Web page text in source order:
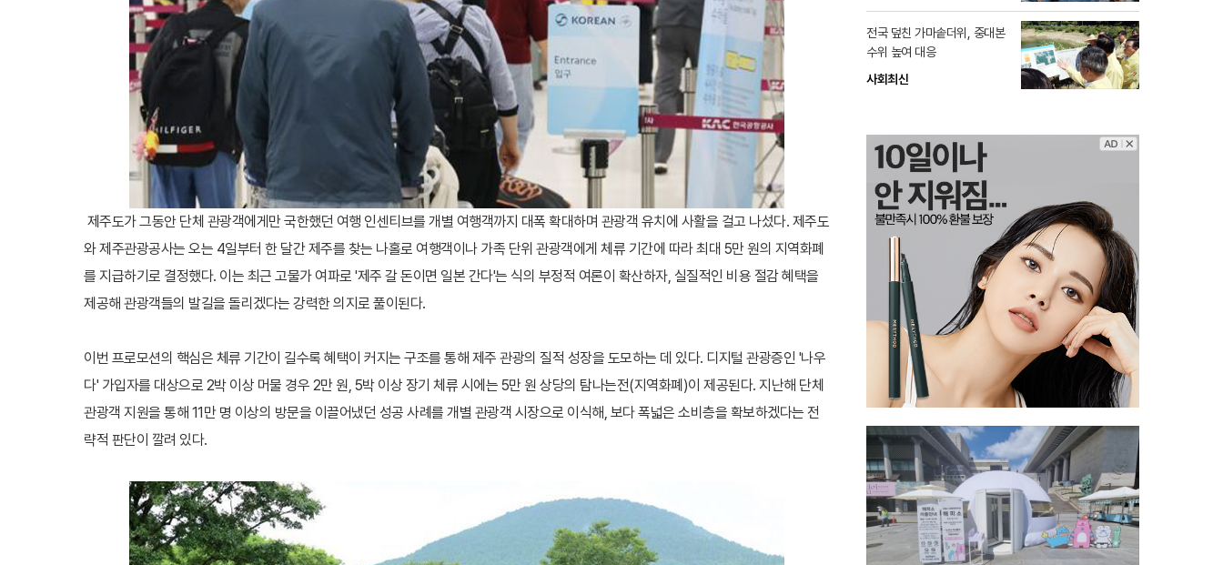
제주도가 그동안 단체 관광객에게만 국한했던 여행 인센티브를 개별 여행객까지 대폭 확대하며 관광객 유치에 사활을 걸고 나섰다. 제주도
와 제주관광공사는 오는 4일부터 한 달간 제주를 찾는 나홀로 여행객이나 가족 단위 관광객에게 체류 기간에 따라 최대 5만 원의 지역화폐
를 지급하기로 결정했다. 이는 최근 고물가 여파로 '제주 갈 돈이면 일본 간다'는 식의 부정적 여론이 확산하자, 실질적인 비용 절감 혜택을
제공해 관광객들의 발길을 돌리겠다는 강력한 의지로 풀이된다.
이번 프로모션의 핵심은 체류 기간이 길수록 혜택이 커지는 구조를 통해 제주 관광의 질적 성장을 도모하는 데 있다. 디지털 관광증인 '나우
다' 가입자를 대상으로 2박 이상 머물 경우 2만 원, 5박 이상 장기 체류 시에는 5만 원 상당의 탐나는전(지역화폐)이 제공된다. 지난해 단체
관광객 지원을 통해 11만 명 이상의 방문을 이끌어냈던 성공 사례를 개별 관광객 시장으로 이식해, 보다 폭넓은 소비층을 확보하겠다는 전
략적 판단이 깔려 있다.
전국 덮친 가마솥더위, 중대본
수위 높여 대응
사회최신